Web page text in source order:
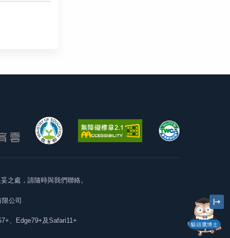
貓頭鷹博士
之處，請隨時與我們聯絡。
限公司
、Edge79+及Safari11+